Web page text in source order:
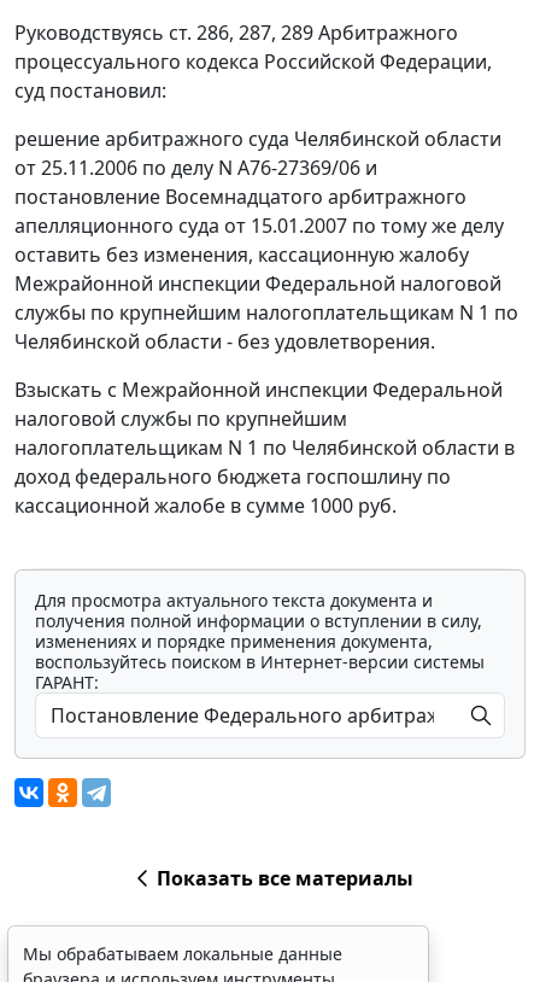
Руководствуясь ст. 286, 287, 289Арбитражного
процессуального кодекса Российской Федерации,
суд постановил:
решение арбитражного суда Челябинской области
от 25.11.2006 по делу N А76-27369/06 и
постановление Восемнадцатого арбитражного
апелляционного суда от 15.01.2007 по тому же делу
оставить без изменения, кассационную жалобу
Межрайонной инспекции Федеральной налоговой
службы по крупнейшим налогоплательщикам N 1 по
Челябинской области - без удовлетворения.
Взыскать с Межрайонной инспекции Федеральной
налоговой службы по крупнейшим
налогоплательщикам N 1 по Челябинской области в
доход федерального бюджета госпошлину по
кассационной жалобе в сумме 1000 руб.
Для просмотра актуального текста документа и
получения полной информации о вступлении в силу,
изменениях и порядке применения документа,
воспользуйтесь поиском в Интернет-версии системы
ГАРАНТ:
Показать все материалы
Мы обрабатываем локальные данные